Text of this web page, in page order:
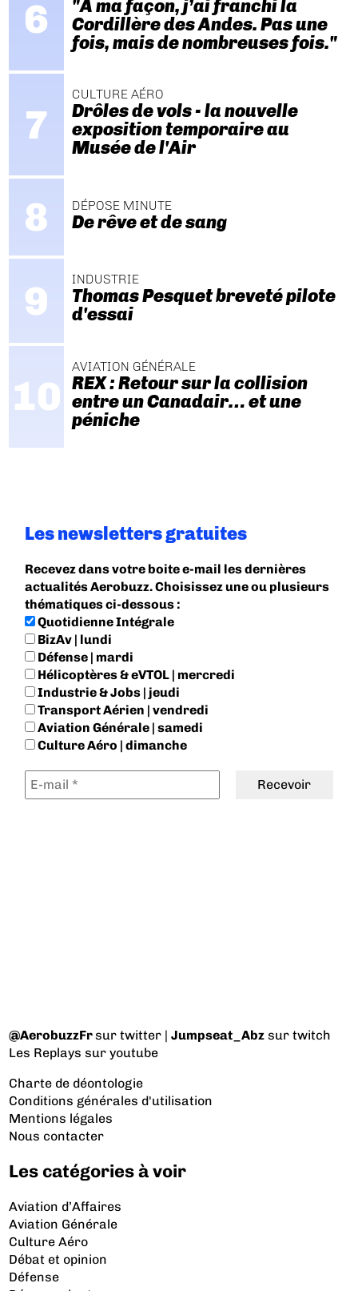
"A ma façon, j’ai franchi la
Cordillère des Andes. Pas une
fois, mais de nombreuses fois."
CULTURE AÉRO
Drôles de vols - la nouvelle
exposition temporaire au
Musée de l'Air
DÉPOSE MINUTE
De rêve et de sang
INDUSTRIE
Thomas Pesquet breveté pilote
d'essai
AVIATION GÉNÉRALE
REX : Retour sur la collision
entre un Canadair… et une
péniche
Les newsletters gratuites
Recevez dans votre boite e-mail les dernières
actualités Aerobuzz. Choisissez une ou plusieurs
thématiques ci-dessous :
Quotidienne Intégrale
BizAv | lundi
Défense | mardi
Hélicoptères & eVTOL | mercredi
Industrie & Jobs | jeudi
Transport Aérien | vendredi
Aviation Générale | samedi
Culture Aéro | dimanche
@AerobuzzFrsur twitter |Jumpseat_Abz sur twitch
Les Replays sur youtube
Charte de déontologie
Conditions générales d'utilisation
Mentions légales
Nous contacter
Les catégories à voir
Aviation d’Affaires
Aviation Générale
Culture Aéro
Débat et opinion
Défense